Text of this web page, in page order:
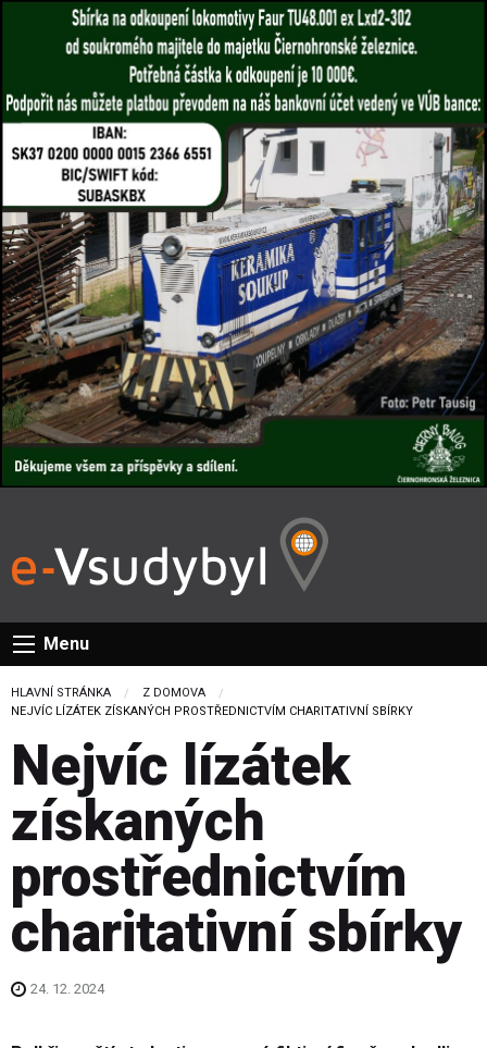
Menu
HLAVNÍ STRÁNKA
Z DOMOVA
CURRENT:
NEJVÍC LÍZÁTEK ZÍSKANÝCH PROSTŘEDNICTVÍM CHARITATIVNÍ SBÍRKY
Nejvíc lízátek
získaných
prostřednictvím
charitativní sbírky
24. 12. 2024